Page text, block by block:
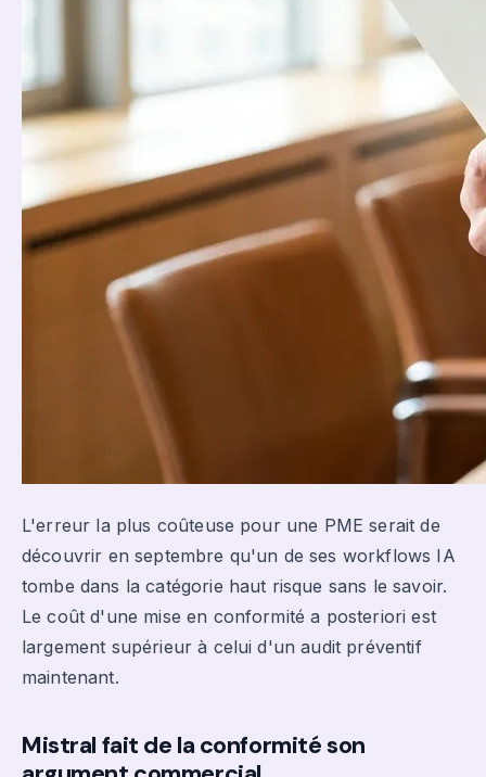
L'erreur la plus coûteuse pour une PME serait de
découvrir en septembre qu'un de ses workflows IA
tombe dans la catégorie haut risque sans le savoir.
Le coût d'une mise en conformité a posteriori est
largement supérieur à celui d'un audit préventif
maintenant.
Mistral fait de la conformité son